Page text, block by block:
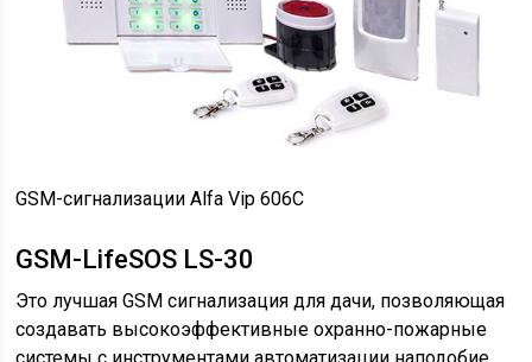
GSM-сигнализации Alfa Vip 606C
GSM-LifeSOS LS-30
Это лучшая GSM сигнализация для дачи, позволяющая
создавать высокоэффективные охранно-пожарные